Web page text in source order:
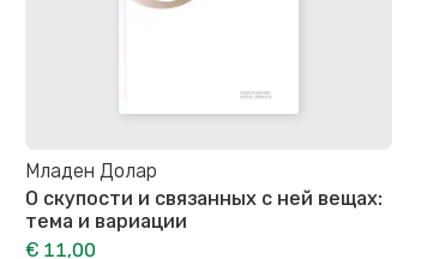
Младен Долар
О скупости и связанных с ней вещах:
тема и вариации
€ 11,00